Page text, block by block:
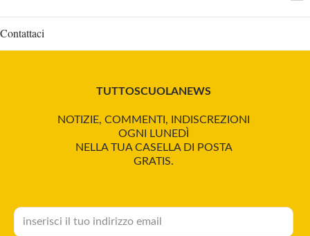
Contattaci
TUTTOSCUOLANEWS
NOTIZIE, COMMENTI, INDISCREZIONI
OGNI LUNEDÌ
NELLA TUA CASELLA DI POSTA
GRATIS.